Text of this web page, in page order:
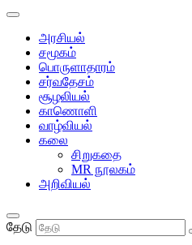
அரசியல்
சமூகம்
பொருளாதாரம்
சர்வதேசம்
சூழலியல்
காணொளி
வாழ்வியல்
கலை
சிறுகதை
MR நூலகம்
அறிவியல்
தேடு